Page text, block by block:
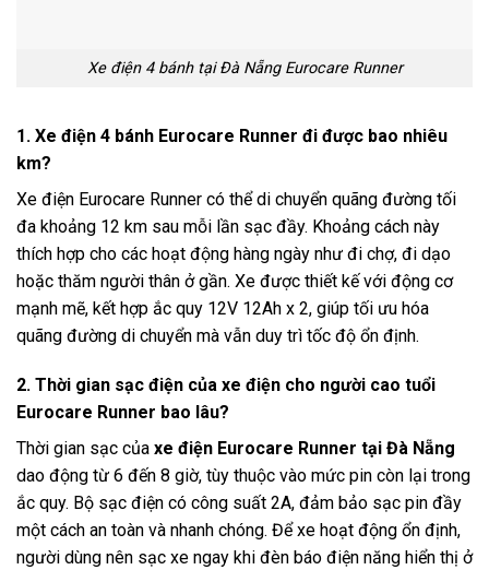
Xe điện 4 bánh tại Đà Nẵng Eurocare Runner
1. Xe điện 4 bánh Eurocare Runner đi được bao nhiêu
km?
Xe điện Eurocare Runner có thể di chuyển quãng đường tối
đa khoảng 12 km sau mỗi lần sạc đầy. Khoảng cách này
thích hợp cho các hoạt động hàng ngày như đi chợ, đi dạo
hoặc thăm người thân ở gần. Xe được thiết kế với động cơ
mạnh mẽ, kết hợp ắc quy 12V 12Ah x 2, giúp tối ưu hóa
quãng đường di chuyển mà vẫn duy trì tốc độ ổn định.
2. Thời gian sạc điện của xe điện cho người cao tuổi
Eurocare Runner bao lâu?
Thời gian sạc của xe điện Eurocare Runner tại Đà Nẵng
dao động từ 6 đến 8 giờ, tùy thuộc vào mức pin còn lại trong
ắc quy. Bộ sạc điện có công suất 2A, đảm bảo sạc pin đầy
một cách an toàn và nhanh chóng. Để xe hoạt động ổn định,
người dùng nên sạc xe ngay khi đèn báo điện năng hiển thị ở